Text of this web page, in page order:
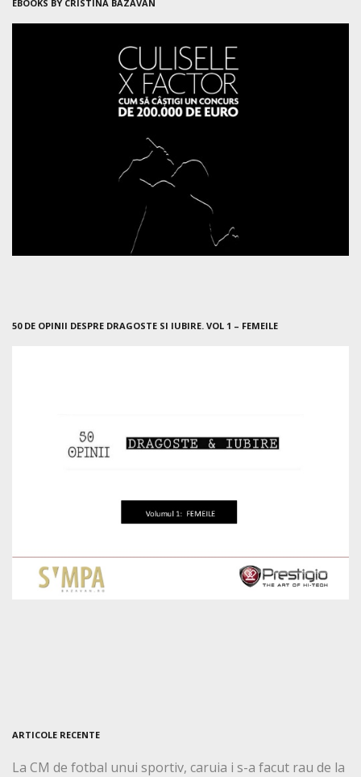
EBOOKS BY CRISTINA BAZAVAN
50 DE OPINII DESPRE DRAGOSTE SI IUBIRE. VOL 1 – FEMEILE
ARTICOLE RECENTE
La CM de fotbal unui sportiv, caruia i s-a facut rau de la